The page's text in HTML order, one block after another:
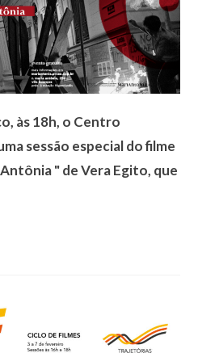
às 18h, o Centro
sessão especial do filme
" de Vera Egito, que